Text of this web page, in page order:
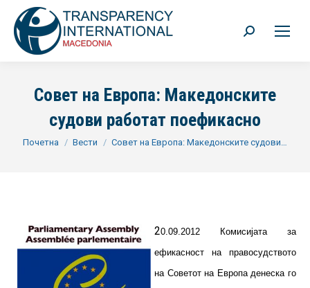
Search:
Совет на Европа: Македонските
судови работат поефикасно
You are here:
Почетна Вести Совет на Европа: Македонските судови…
20.09.2012 Комисијата за
ефикасност на правосудството
на Советот на Европа денеска го